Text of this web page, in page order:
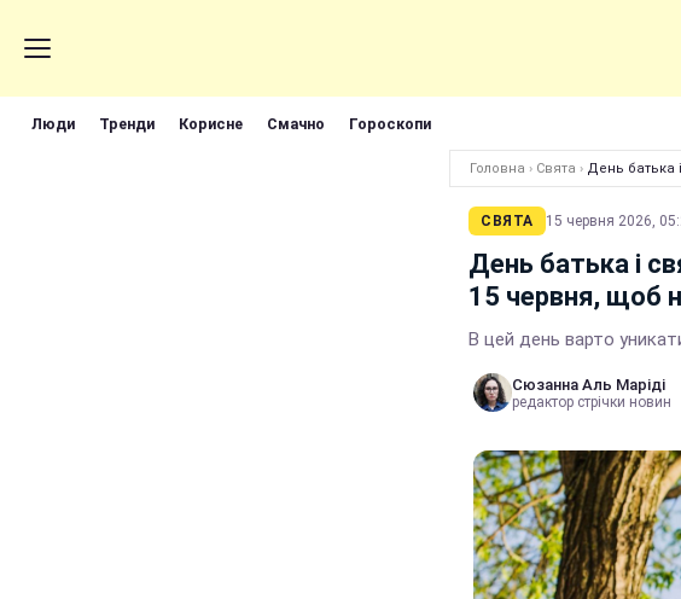
Люди Тренди Корисне Смачно Гороскопи
Головна › Свята › День батька
СВЯТА 15 червня 2026,
День батька і
15 червня, щоб
В цей день варто
Сюзанна Аль Маріді
редактор стрічки новин